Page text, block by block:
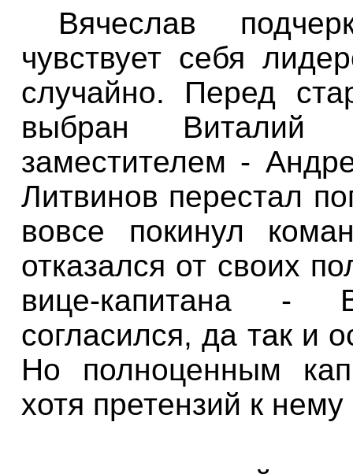
Вячеслав
чувствует себя
случайно. Перед
выбран
заместителем -
Литвинов перестал
вовсе покинул
отказался от своих
вице-капитана-
согласился, да так и
Но полноценным
хотя претензий к